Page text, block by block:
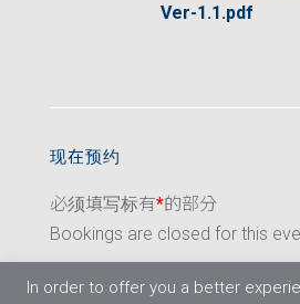
Ver-1.1.pdf
现在预约
必须填写标有*的部分
Bookings are closed for this
In order to offer you a better